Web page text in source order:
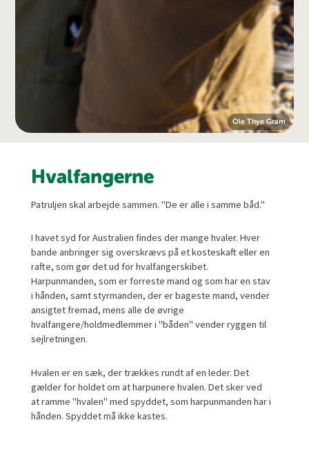
Ole Thye Gram
Hvalfangerne
Patruljen skal arbejde sammen. "De er alle i samme båd."
I havet syd for Australien findes der mange hvaler. Hver
bande anbringer sig overskrævs på et kosteskaft eller en
rafte, som gør det ud for hvalfangerskibet.
Harpunmanden, som er forreste mand og som har en stav
i hånden, samt styrmanden, der er bageste mand, vender
ansigtet fremad, mens alle de øvrige
hvalfangere/holdmedlemmer i "båden" vender ryggen til
sejlretningen.
Hvalen er en sæk, der trækkes rundt af en leder. Det
gælder for holdet om at harpunere hvalen. Det sker ved
at ramme "hvalen" med spyddet, som harpunmanden har i
hånden. Spyddet må ikke kastes.